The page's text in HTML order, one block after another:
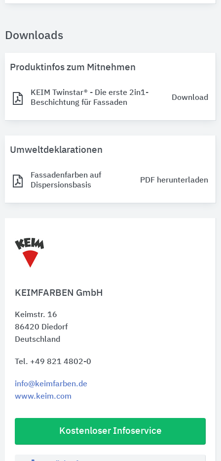
KEIMFARBEN GmbH
Keimstr. 16
86420 Diedorf
Deutschland
Tel. +49 821 4802-0
info@keimfarben.de
www.keim.com
Kostenloser Infoservice
Downloads
Produktinfos zum Mitnehmen
KEIM Twinstar® - Die erste 2in1-
Beschichtung für Fassaden
Download
Umweltdeklarationen
Fassadenfarben auf
Dispersionsbasis
PDF herunterladen